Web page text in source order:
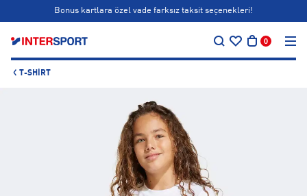
Bonus kartlara özel vade farksız taksit seçenekleri!
0
T-SHIRT